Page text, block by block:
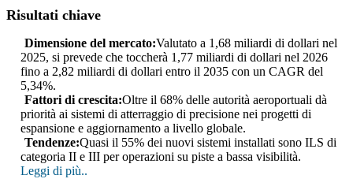
Risultati chiave
Dimensione del mercato:Valutato a 1,68 miliardi di dollari nel
2025, si prevede che toccherà 1,77 miliardi di dollari nel 2026
fino a 2,82 miliardi di dollari entro il 2035 con un CAGR del
5,34%.
Fattori di crescita:Oltre il 68% delle autorità aeroportuali dà
priorità ai sistemi di atterraggio di precisione nei progetti di
espansione e aggiornamento a livello globale.
Tendenze:Quasi il 55% dei nuovi sistemi installati sono ILS di
categoria II e III per operazioni su piste a bassa visibilità.
Leggi di più..